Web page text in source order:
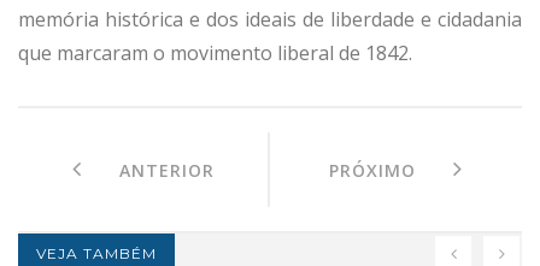
memória histórica e dos ideais de liberdade e cidadania
que marcaram o movimento liberal de 1842.
ANTERIOR PRÓXIMO
VEJA TAMBÉM